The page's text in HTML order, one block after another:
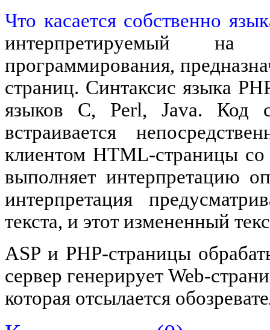
Что касается собственно
интерпретируемый на
программирования,
страниц. Синтаксис языка
языков С, Perl, Java. Код
встраивается
клиентом HTML-страницы
выполняет интерпретацию
интерпретация
текста, и этот измененный
ASP и PHP-страницы
сервер генерирует Web-
которая отсылается